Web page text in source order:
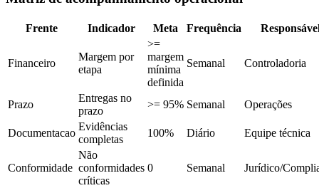
Frente Indicador Meta Frequência
Financeiro
Margem por
etapa
>=
margem
mínima
definida
Semanal Controladoria
Prazo
Entregas no
prazo
>= 95% Semanal Operações
Documentacao
Evidências
completas
100% Diário Equipe técnica
Conformidade
Não
conformidades
críticas
0 Semanal Jurídico/